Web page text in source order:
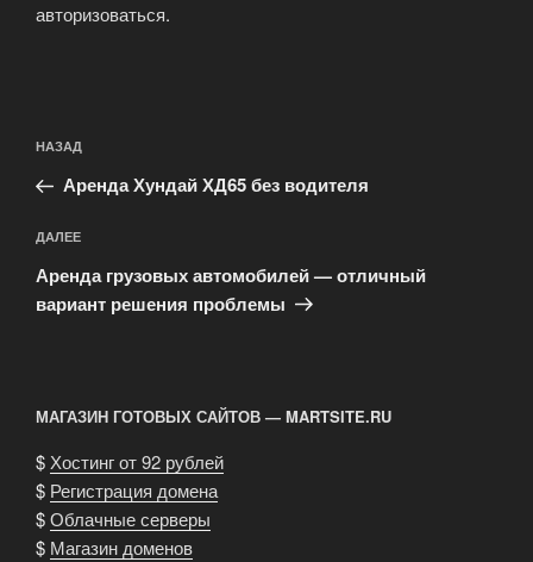
авторизоваться.
по
записям
Предыдущая
запись:
НАЗАД
Аренда Хундай ХД65 без водителя
Следующая
запись
ДАЛЕЕ
Аренда грузовых автомобилей — отличный
вариант решения проблемы
МАГАЗИН ГОТОВЫХ САЙТОВ — MARTSITE.RU
$Хостинг от 92 рублей
$ Регистрация домена
$Облачные серверы
$ Магазин доменов